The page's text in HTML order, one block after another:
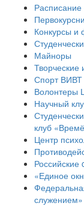
Расписание
Конкурсы и
Майноры
Творческие
Спорт ВИВТ
Волонтеры
Научный
клуб
Центр
Российские
«Единое
служением»